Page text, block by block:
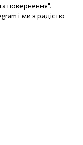
повернення".
і ми з радістю